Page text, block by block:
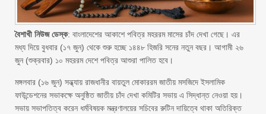
বৈশাখী নিউজ ডেস্ক: বাংলাদেশের আকাশে পবিত্র মহররম মাসের চাঁদ দেখা গেছে। এর
মধ্য দিয়ে বুধবার (১৭ জুন) থেকে শুরু হচ্ছে ১৪৪৮ হিজরি সনের নতুন বছর। আগামী ২৬
জুন (শুক্রবার) ১০ মহররম দেশে পবিত্র আশুরা পালিত হবে।
মঙ্গলবার (১৬ জুন) সন্ধ্যায় রাজধানীর বায়তুল মোকাররম জাতীয় মসজিদে ইসলামিক
ফাউন্ডেশনের সভাকক্ষে অনুষ্ঠিত জাতীয় চাঁদ দেখা কমিটির সভায় এ সিদ্ধান্ত নেওয়া হয়।
সভায় সভাপতিত্ব করেন ধর্মবিষয়ক মন্ত্রণালয়ের সচিবের রুটিন দায়িত্বে থাকা অতিরিক্ত